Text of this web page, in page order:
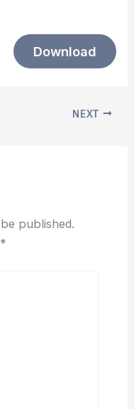
Download
NEXT
published.
*